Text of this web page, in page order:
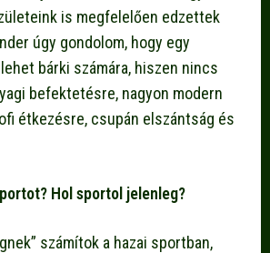
is megfelelően edzettek
úgy gondolom, hogy egy
bárki számára, hiszen nincs
befektetésre, nagyon modern
étkezésre, csupán elszántság és
Hol sportol jelenleg?
számítok a hazai sportban,